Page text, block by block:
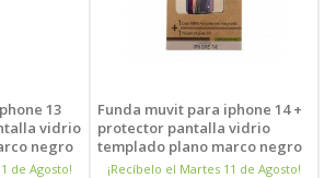
13
vidrio
negro
de Agosto!
Funda muvit para iphone 14 +
protector pantalla vidrio
templado plano marco negro
¡Recíbelo el Martes 11 de Agosto!